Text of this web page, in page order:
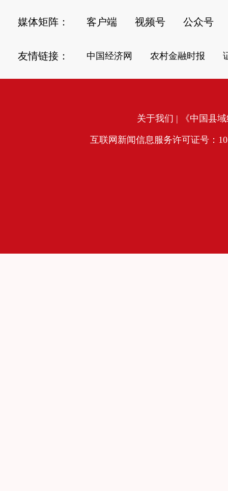
媒体矩阵： 客户端 视频号 公众号
友情链接： 中国经济网 农村金融时报
关于我们 | 《中国县
互联网新闻信息服务许可证号：